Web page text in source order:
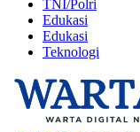
TNI/Polri
Edukasi
Edukasi
Teknologi